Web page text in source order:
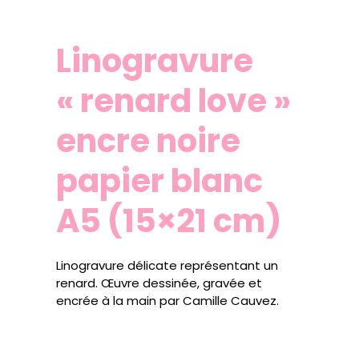
Linogravure
« renard love »
encre noire
papier blanc
A5 (15×21 cm)
Linogravure délicate représentant un
renard. Œuvre dessinée, gravée et
encrée à la main par Camille Cauvez.